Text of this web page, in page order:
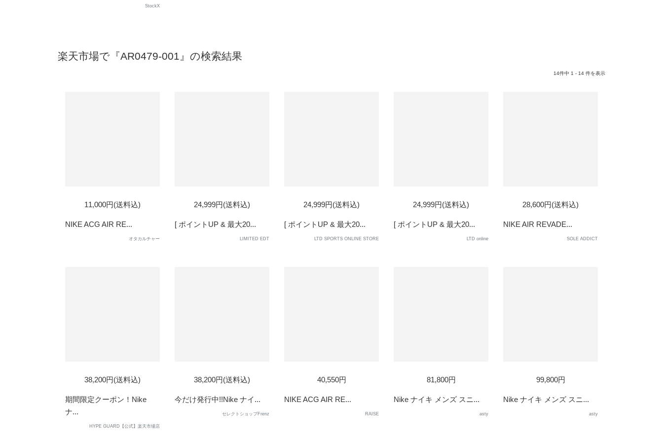
StockX
楽天市場で『AR0479-001』の検索結果
14件中 1 - 14 件を表示
SOLD
OUT
11,000円(送料込)
NIKE ACG AIR RE...
オタカルチャー
SOLD
OUT
24,999円(送料込)
[ ポイントUP & 最大20...
LIMITED EDT
SOLD
OUT
24,999円(送料込)
[ ポイントUP & 最大20...
LTD SPORTS ONLINE STORE
SOLD
OUT
24,999円(送料込)
[ ポイントUP & 最大20...
LTD online
SOLD
OUT
28,600円(送料込)
NIKE AIR REVADE...
SOLE ADDICT
38,200円(送料込)
期間限定クーポン！Nike
ナ...
HYPE GUARD【公式】楽天市場店
38,200円(送料込)
今だけ発行中!!Nike ナイ...
セレクトショップFrenz
40,550円
NIKE ACG AIR RE...
RAISE
81,800円
Nike ナイキ メンズ スニ...
asty
99,800円
Nike ナイキ メンズ スニ...
asty